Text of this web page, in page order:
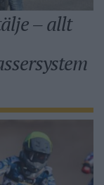
– allt